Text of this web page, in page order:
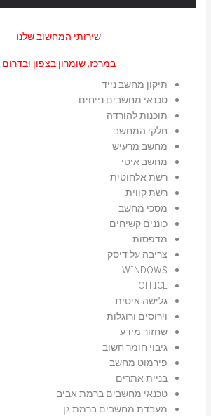
שירותי המחשוב שלנו!
במרכז, שומרון בצפון ובדרום.
תיקון מחשב נייד
טכנאי מחשבים נייחים
תוכנות להורדה
חלקי המחשב
מחשב מרעיש
מחשב איטי
רשת אלחוטית
רשת קווית
מסכי מחשב
כוננים קשיחים
מדפסות
צריבה על דיסק
WINDOWS
OFFICE
גלישה איטית
וירוסים ורוגלות
שחזור מידע
גיבוי חומר חשוב
פירמוט מחשב
בניית אתרים
טכנאי מחשבים ברמת אביב
מעבדת מחשבים ברמת גן